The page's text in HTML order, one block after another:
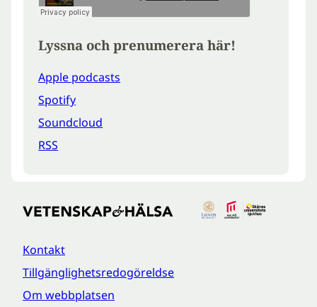
Lyssna och prenumerera här!
Apple podcasts
Spotify
Soundcloud
RSS
Kontakt
Tillgänglighetsredogöreldse
Om webbplatsen